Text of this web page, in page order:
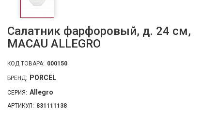
Салатник фарфоровый, д. 24 см,
MACAU ALLEGRO
КОД ТОВАРА: 000150
БРЕНД: PORCEL
СЕРИЯ: Allegro
АРТИКУЛ: 831111138